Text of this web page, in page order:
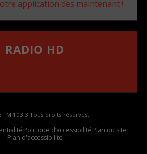
application dès maintenant !
RADIO HD
FM 103,3 Tous droits réservés.
Politique d’accessibilitéPlan du site
Plan d'accessibilite